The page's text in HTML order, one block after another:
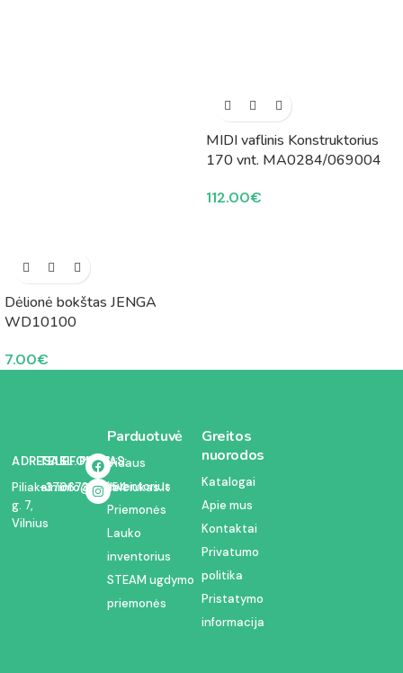
Dėlionė bokštas JENGA
WD10100
7.00€
MIDI vaflinis Konstruktorius
170 vnt. MA0284/069004
112.00€
ADRESAS:
Piliakalnio
g. 7,
Vilnius
TELEFONAS:
+37067350054
EL. PAŠTAS:
info@kodelciukas.lt
Parduotuvė
Vidaus
inventorius
Priemonės
Lauko
inventorius
STEAM ugdymo
priemonės
Greitos
nuorodos
Katalogai
Apie mus
Kontaktai
Privatumo
politika
Pristatymo
informacija